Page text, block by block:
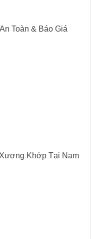
Toàn & Báo Giá
Khớp Tại Nam